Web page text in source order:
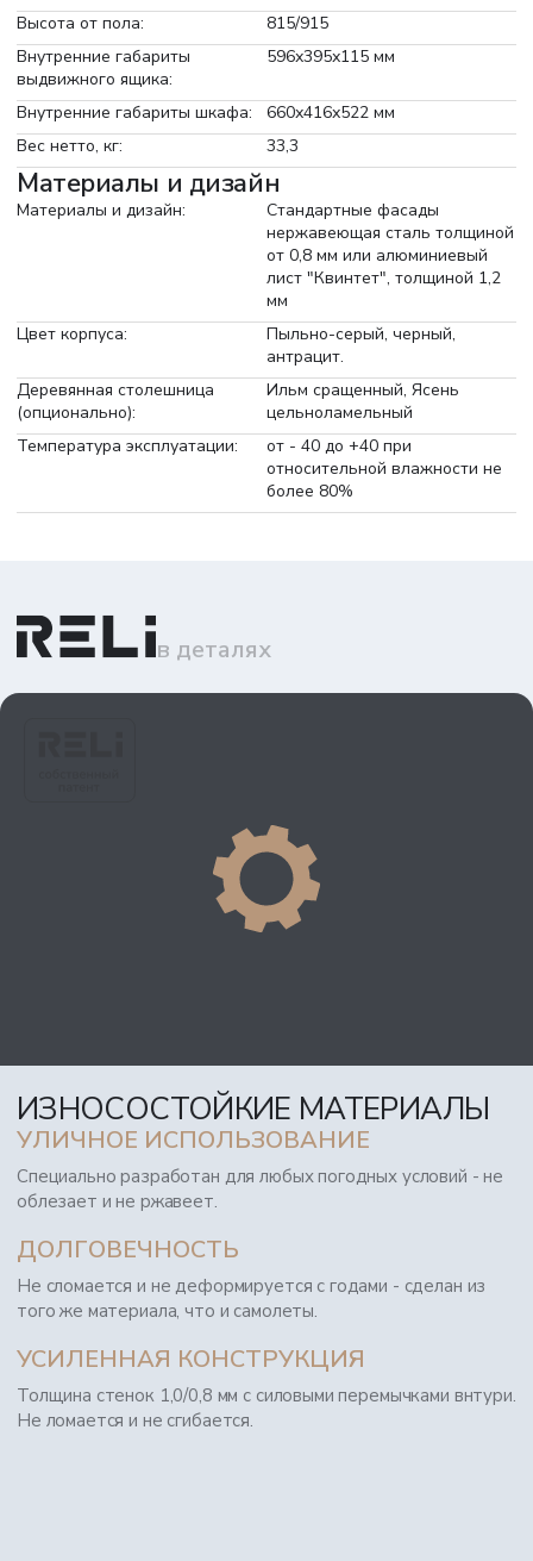
Высота от пола:
815/915
Внутренние габариты
выдвижного ящика:
596х395х115 мм
Внутренние габариты шкафа:
660х416х522 мм
Вес нетто, кг:
33,3
Материалы и дизайн
Материалы и дизайн:
Стандартные фасады
нержавеющая сталь толщиной
от 0,8 мм или алюминиевый
лист "Квинтет", толщиной 1,2
мм
Цвет корпуса:
Пыльно-серый, черный,
антрацит.
Деревянная столешница
(опционально):
Ильм сращенный, Ясень
цельноламельный
Температура эксплуатации:
от - 40 до +40 при
относительной влажности не
более 80%
в деталях
ИЗНОСОСТОЙКИЕ МАТЕРИАЛЫ
УЛИЧНОЕ ИСПОЛЬЗОВАНИЕ
Специально разработан для любых погодных условий - не
облезает и не ржавеет.
ДОЛГОВЕЧНОСТЬ
Не сломается и не деформируется с годами - сделан из
того же материала, что и самолеты.
УСИЛЕННАЯ КОНСТРУКЦИЯ
Толщина стенок 1,0/0,8 мм с силовыми перемычками внтури.
Не ломается и не сгибается.